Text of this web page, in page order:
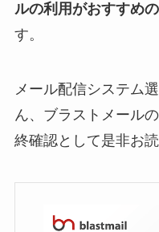
ルの利用がおすすめ
す。
メール配信システム
ん、ブラストメール
終確認として是非お読